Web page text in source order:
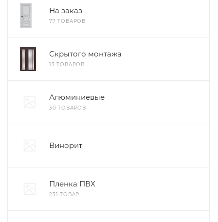
На заказ
77 ТОВАРОВ
Скрытого монтажа
13 ТОВАРОВ
Алюминиевые
30 ТОВАРОВ
Винорит
Пленка ПВХ
231 ТОВАР